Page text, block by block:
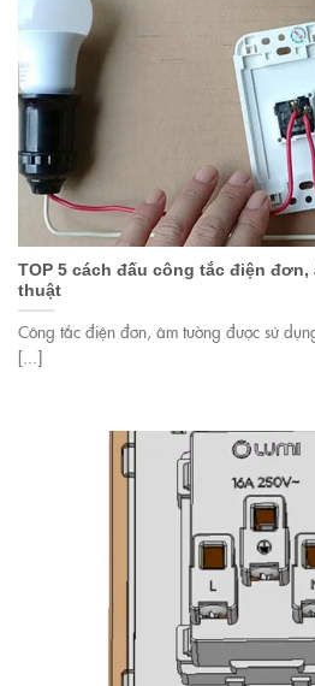
TOP 5 cách đấu công tắc điện
thuật
Công tắc điện đơn, âm tường được sử
[...]